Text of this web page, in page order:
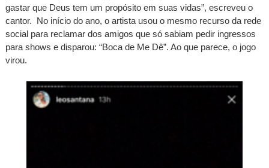
gastar que Deus tem um propósito em suas vidas”, escreveu o
cantor. No início do ano, o artista usou o mesmo recurso da rede
social para reclamar dos amigos que só sabiam pedir ingressos
para shows e disparou: “Boca de Me Dê”. Ao que parece, o jogo
virou.